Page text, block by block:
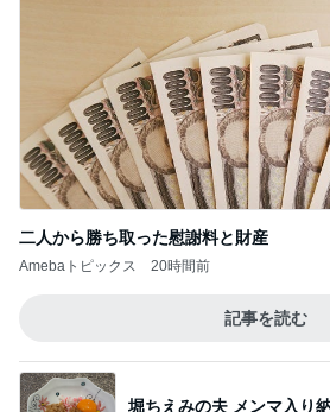
二人から勝ち取った慰謝料と財産
Amebaトピックス 20時間前
記事を読む
堀ちえみの夫 メンマ入り